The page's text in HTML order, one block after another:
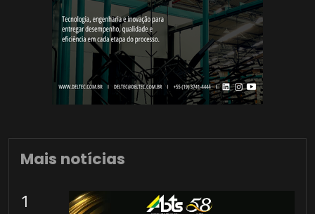
Mais notícias
1